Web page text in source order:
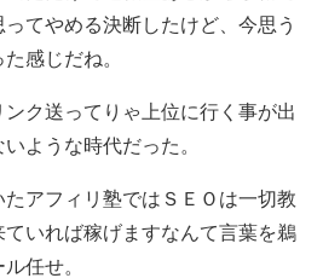
てやめる決断したけど、今思う
感じだね。
ク送ってりゃ上位に行く事が出
ような時代だった。
アフィリ塾ではＳＥＯは一切教
ていれば稼げますなんて言葉を鵜
任せ。